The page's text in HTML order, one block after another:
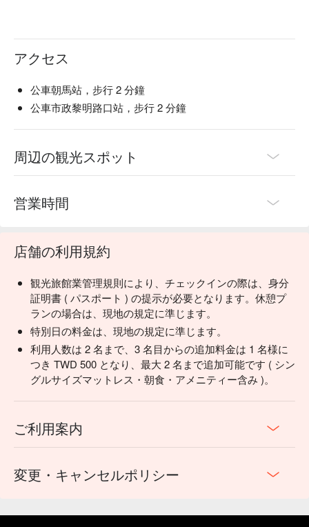
アクセス
公車朝馬站，步行 2 分鐘
公車市政黎明路口站，步行 2 分鐘
周辺の観光スポット
営業時間
店舗の利用規約
観光旅館業管理規則により、チェックインの際は、身分
証明書 ( パスポート ) の提示が必要となります。休憩プ
ランの場合は、現地の規定に準じます。
特別日の料金は、現地の規定に準じます。
利用人数は 2 名まで、3 名目からの追加料金は 1 名様に
つき TWD 500 となり、最大 2 名まで追加可能です ( シン
グルサイズマットレス・朝食・アメニティー含み )。
ご利用案内
変更・キャンセルポリシー